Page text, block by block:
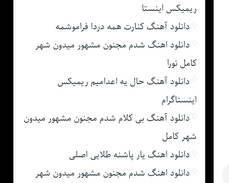
ریمیکس اینستا
دانلود آهنگ کنارت همه دردا فراموشمه
دانلود اهنگ شدم مجنون مشهور میدون شهر
کامل نورا
دانلود آهنگ حال یه اعدامیم ریمیکس
اینستاگرام
دانلود آهنگ بی کلام شدم مجنون مشهور میدون
شهر کامل
دانلود اهنگ یار پاشنه طلایی اصلی
دانلود اهنگ شدم مجنون مشهور میدون شهر